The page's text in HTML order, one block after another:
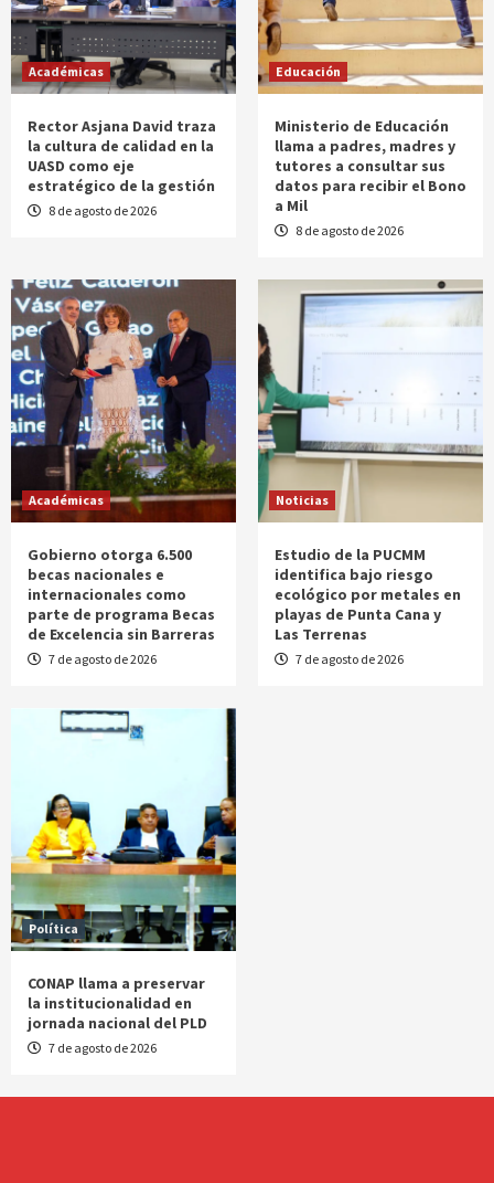
Académicas
Rector Asjana David traza
la cultura de calidad en la
UASD como eje
estratégico de la gestión
8 de agosto de 2026
Educación
Ministerio de Educación
llama a padres, madres y
tutores a consultar sus
datos para recibir el Bono
a Mil
8 de agosto de 2026
Académicas
Gobierno otorga 6.500
becas nacionales e
internacionales como
parte de programa Becas
de Excelencia sin Barreras
7 de agosto de 2026
Noticias
Estudio de la PUCMM
identifica bajo riesgo
ecológico por metales en
playas de Punta Cana y
Las Terrenas
7 de agosto de 2026
Política
CONAP llama a preservar
la institucionalidad en
jornada nacional del PLD
7 de agosto de 2026